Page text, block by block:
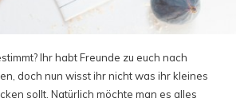
Ihr habt Freunde zu euch nach
doch nun wisst ihr nicht was ihr kleines
sollt. Natürlich möchte man es alles